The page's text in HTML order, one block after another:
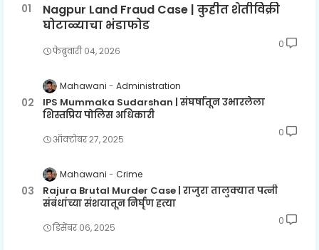
Nagpur Land Fraud Case | कुहीत शेतीविक्री
घोटाळ्याचा भंडाफोड
फेब्रुवारी ०४, २०२६
0
Mahawani Administration
IPS Mummaka Sudarshan | संघर्षातून उभारलेला
शिस्तप्रिय पोलिस अधिकारी
ऑक्टोबर २७, २०२५
0
Mahawani Crime
Rajura Brutal Murder Case | राजुरा तालुक्यात पत्नी
संबंधांच्या संशयातून निर्घृण हत्या
डिसेंबर ०६, २०२५
0